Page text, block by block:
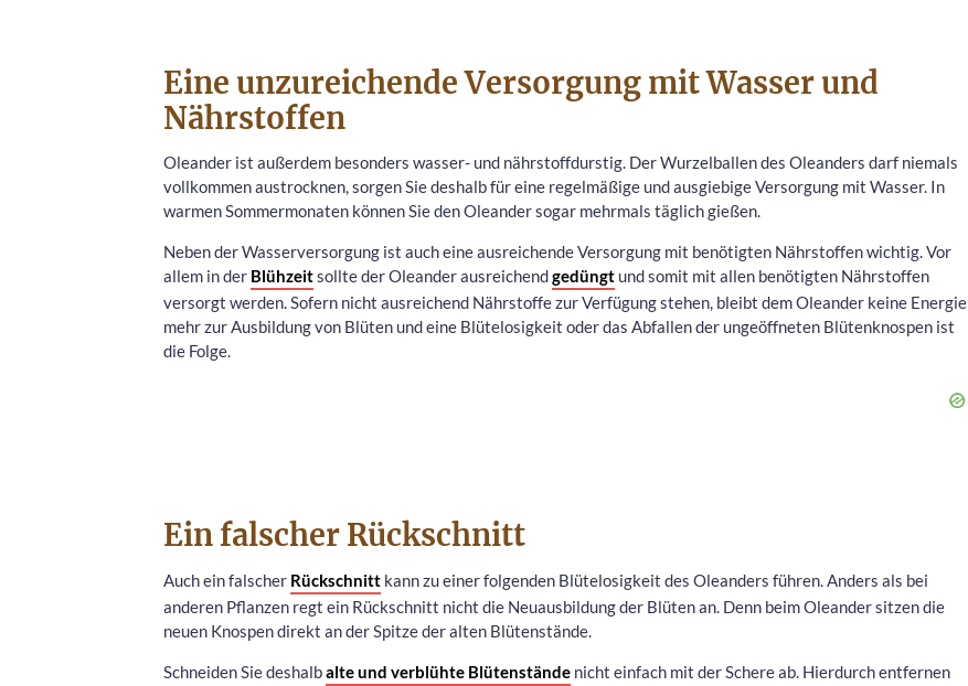
Eine unzureichende Versorgung mit Wasser und
Nährstoffen
Oleander ist außerdem besonders wasser- und nährstoffdurstig. Der Wurzelballen des Oleanders darf niemals
vollkommen austrocknen, sorgen Sie deshalb für eine regelmäßige und ausgiebige Versorgung mit Wasser. In
warmen Sommermonaten können Sie den Oleander sogar mehrmals täglich gießen.
Neben der Wasserversorgung ist auch eine ausreichende Versorgung mit benötigten Nährstoffen wichtig. Vor
allem in der Blühzeitsollte der Oleander ausreichendgedüngt und somit mit allen benötigten Nährstoffen
versorgt werden. Sofern nicht ausreichend Nährstoffe zur Verfügung stehen, bleibt dem Oleander keine Energie
mehr zur Ausbildung von Blüten und eine Blütelosigkeit oder das Abfallen der ungeöffneten Blütenknospen ist
die Folge.
Ein falscher Rückschnitt
Auch ein falscher Rückschnitt kann zu einer folgenden Blütelosigkeit des Oleanders führen. Anders als bei
anderen Pflanzen regt ein Rückschnitt nicht die Neuausbildung der Blüten an. Denn beim Oleander sitzen die
neuen Knospen direkt an der Spitze der alten Blütenstände.
Schneiden Sie deshalbalte und verblühte Blütenstände nicht einfach mit der Schere ab. Hierdurch entfernen